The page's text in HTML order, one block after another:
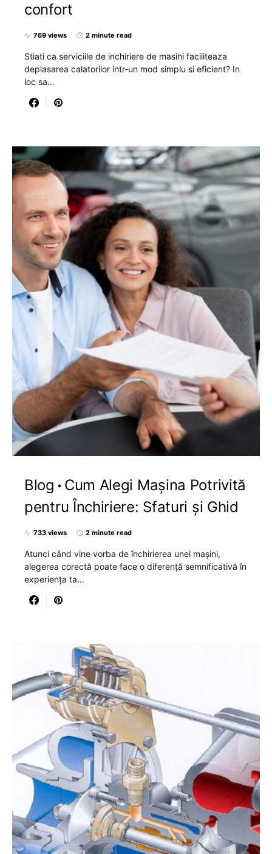
confort
769 views 2 minute read
Stiati ca serviciile de inchiriere de masini faciliteaza
deplasarea calatorilor intr-un mod simplu si eficient? In
loc sa…
Blog
Cum Alegi Mașina Potrivită
pentru Închiriere: Sfaturi și Ghid
733 views 2 minute read
Atunci când vine vorba de închirierea unei mașini,
alegerea corectă poate face o diferență semnificativă în
experiența ta…